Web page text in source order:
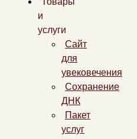
и
услуги
Сайт
для
увековечения
Сохранение
ДНК
Пакет
услуг